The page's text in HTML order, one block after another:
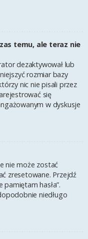
temu, ale teraz nie
dezaktywował lub
rozmiar bazy
nic nie pisali przez
się
w dyskusje
nie może zostać
zresetowane. Przejdź
hasła”.
niedługo